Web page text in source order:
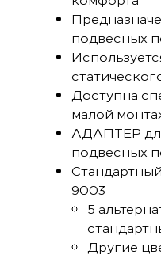
подвесных
Доступна
малой
АДАПТЕР
подвесных
9003
5
Другие